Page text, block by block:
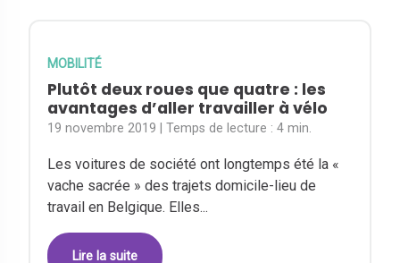
MOBILITÉ
Plutôt deux roues que quatre : les
avantages d’aller travailler à vélo
19 novembre 2019 | Temps de lecture :4 min.
Les voitures de société ont longtemps été la «
vache sacrée » des trajets domicile-lieu de
travail en Belgique. Elles...
Lire la suite